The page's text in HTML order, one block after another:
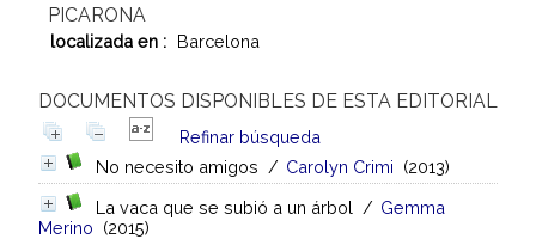
PICARONA
localizada en : Barcelona
DOCUMENTOS DISPONIBLES DE ESTA EDITORIAL
Refinar búsqueda
No necesito amigos / Carolyn Crimi (2013)
La vaca que se subió a un árbol
/ Gemma
Merino (2015)